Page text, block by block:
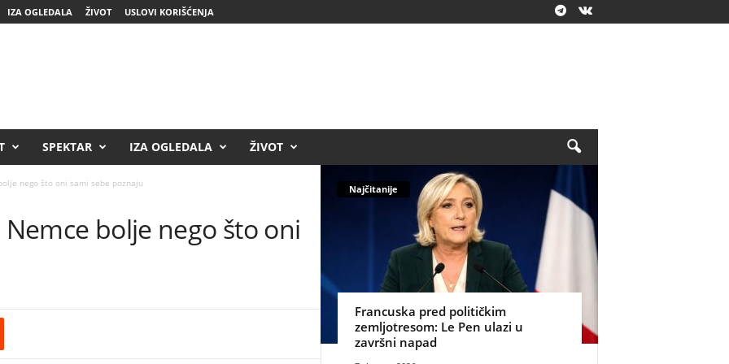
IZA OGLEDALA ŽIVOT USLOVI KORIŠĆENJA
SPEKTAR IZA OGLEDALA ŽIVOT
nego što oni sami sebe poznaju
bolje nego što oni
Najčitanije
Francuska pred političkim
zemljotresom: Le Pen ulazi u
završni napad